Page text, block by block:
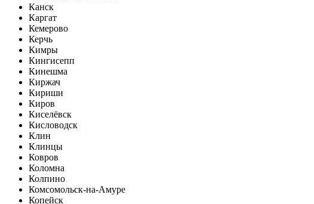
Канск
Каргат
Кемерово
Керчь
Кимры
Кингисепп
Кинешма
Киржач
Кириши
Киров
Киселёвск
Кисловодск
Клин
Клинцы
Ковров
Коломна
Колпино
Комсомольск-на-Амуре
Копейск